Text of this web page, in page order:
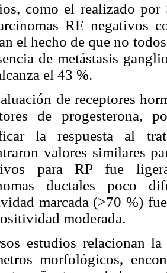
como el realizado
RE negativos
el hecho de que no
de metástasis
el 43 %.
de receptores
de progesterona,
la respuesta al
valores similares
para RP fue
ductales poco
marcada (>70 %)
moderada.
estudios relacionan
morfológicos,